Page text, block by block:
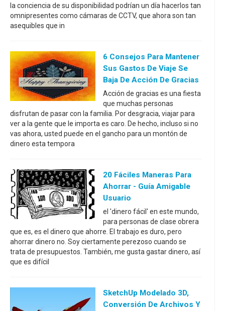
la conciencia de su disponibilidad podrían un día hacerlos tan
omnipresentes como cámaras de CCTV, que ahora son tan
asequibles que in
6 Consejos Para Mantener
Sus Gastos De Viaje Se
Baja De Acción De Gracias
Acción de gracias es una fiesta
que muchas personas
disfrutan de pasar con la familia. Por desgracia, viajar para
ver a la gente que le importa es caro. De hecho, incluso si no
vas ahora, usted puede en el gancho para un montón de
dinero esta tempora
20 Fáciles Maneras Para
Ahorrar - Guía Amigable
Usuario
el 'dinero fácil' en este mundo,
para personas de clase obrera
que es, es el dinero que ahorre. El trabajo es duro, pero
ahorrar dinero no. Soy ciertamente perezoso cuando se
trata de presupuestos. También, me gusta gastar dinero, así
que es difícil
SketchUp Modelado 3D,
Conversión De Archivos Y